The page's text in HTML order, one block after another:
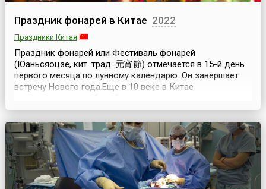
Праздник фонарей в Китае 2022
Праздники Китая
Праздник фонарей или Фестиваль фонарей
(Юаньсяоцзе, кит. трад. 元宵節) отмечается в 15-й день
первого месяца по лунному календарю. Он завершает
встречу Нового года.Еще в 10 веке в Китае
фонари. Обычно в центре города развешивали
множество фонарей самых разнообразных форм и
размеров, похожих на различных животных, на цветы и
фрукты. В деревнях у...